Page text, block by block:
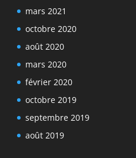
mars 2021
octobre 2020
août 2020
mars 2020
février 2020
octobre 2019
septembre 2019
août 2019